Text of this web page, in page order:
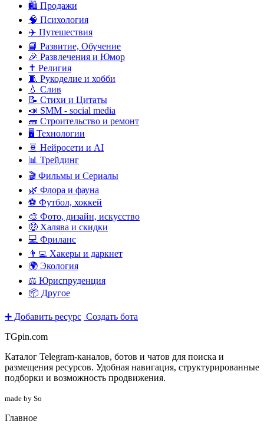
🛍️ Продажи
🧠 Психология
✈️ Путешествия
📘 Развитие, Обучение
🎉 Развлечения и Юмор
✝️ Религия
🧵 Рукоделие и хобби
💧 Слив
📝 Стихи и Цитаты
📣 SMM - social media
🧱 Строительство и ремонт
🖥️ Технологии
🧬 Нейросети и AI
📊 Трейдинг
🎬 Фильмы и Сериалы
🌿 Флора и фауна
⚽ Футбол, хоккей
🎨 Фото, дизайн, искусство
🤑 Халява и скидки
💻 Фриланс
👨‍💻 Хакеры и даркнет
🌍 Экология
⚖️ Юриспруденция
📦 Другое
➕ Добавить ресурс Создать бота
TGpin.com
Каталог Telegram-каналов, ботов и чатов для поиска и
размещения ресурсов. Удобная навигация, структурированные
подборки и возможность продвижения.
made by So
Главное